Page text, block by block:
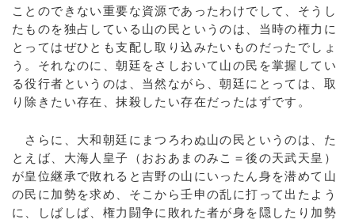
ことのできない重要な資源であったわけでして、そうし
たものを独占している山の民というのは、当時の権力に
とってはぜひとも支配し取り込みたいものだったでしょ
う。それなのに、朝廷をさしおいて山の民を掌握してい
る役行者というのは、当然ながら、朝廷にとっては、取
り除きたい存在、抹殺したい存在だったはずです。
さらに、大和朝廷にまつろわぬ山の民というのは、た
とえば、大海人皇子（おおあまのみこ＝後の天武天皇）
が皇位継承で敗れると吉野の山にいったん身を潜めて山
の民に加勢を求め、そこから壬申の乱に打って出たよう
に、しばしば、権力闘争に敗れた者が身を隠したり加勢